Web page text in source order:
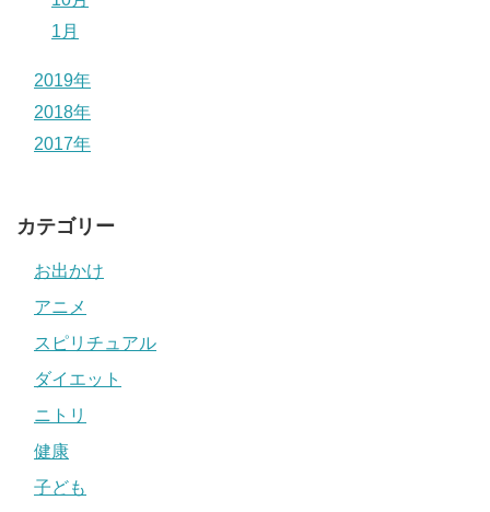
1月
2019年
2018年
2017年
カテゴリー
お出かけ
アニメ
スピリチュアル
ダイエット
ニトリ
健康
子ども